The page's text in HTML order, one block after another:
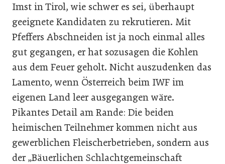
Imst in Tirol, wie schwer es sei, überhaupt
geeignete Kandidaten zu rekrutieren. Mit
Pfeffers Abschneiden ist ja noch einmal alles
gut gegangen, er hat sozusagen die Kohlen
aus dem Feuer geholt. Nicht auszudenken das
Lamento, wenn Österreich beim IWF im
eigenen Land leer ausgegangen wäre.
Pikantes Detail am Rande: Die beiden
heimischen Teilnehmer kommen nicht aus
gewerblichen Fleischerbetrieben, sondern aus
der „Bäuerlichen Schlachtgemeinschaft